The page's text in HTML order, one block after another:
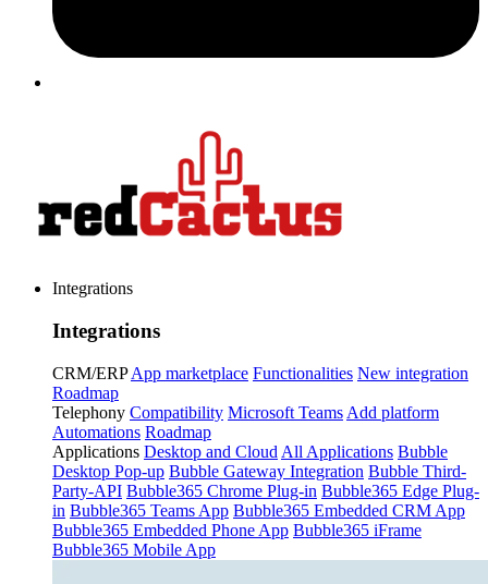
Integrations
Integrations
CRM/ERP App marketplace Functionalities New integration
Roadmap
Telephony Compatibility Microsoft Teams Add platform
Automations Roadmap
Applications Desktop and Cloud All Applications Bubble
Desktop Pop-up Bubble Gateway Integration Bubble Third-
Party-API Bubble365 Chrome Plug-in Bubble365 Edge Plug-
in Bubble365 Teams App Bubble365 Embedded CRM App
Bubble365 Embedded Phone App Bubble365 iFrame
Bubble365 Mobile App